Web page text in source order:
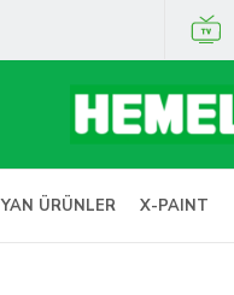
YAN ÜRÜNLER X-PAINT